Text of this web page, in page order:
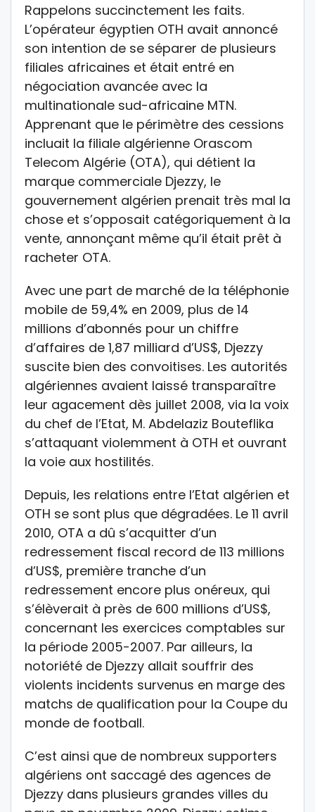
Rappelons succinctement les faits.
L’opérateur égyptien OTH avait annoncé
son intention de se séparer de plusieurs
filiales africaines et était entré en
négociation avancée avec la
multinationale sud-africaine MTN.
Apprenant que le périmètre des cessions
incluait la filiale algérienne Orascom
Telecom Algérie (OTA), qui détient la
marque commerciale Djezzy, le
gouvernement algérien prenait très mal la
chose et s’opposait catégoriquement à la
vente, annonçant même qu’il était prêt à
racheter OTA.
Avec une part de marché de la téléphonie
mobile de 59,4% en 2009, plus de 14
millions d’abonnés pour un chiffre
d’affaires de 1,87 milliard d’US$, Djezzy
suscite bien des convoitises. Les autorités
algériennes avaient laissé transparaître
leur agacement dès juillet 2008, via la voix
du chef de l’Etat, M. Abdelaziz Bouteflika
s’attaquant violemment à OTH et ouvrant
la voie aux hostilités.
Depuis, les relations entre l’Etat algérien et
OTH se sont plus que dégradées. Le 11 avril
2010, OTA a dû s’acquitter d’un
redressement fiscal record de 113 millions
d’US$, première tranche d’un
redressement encore plus onéreux, qui
s’élèverait à près de 600 millions d’US$,
concernant les exercices comptables sur
la période 2005-2007. Par ailleurs, la
notoriété de Djezzy allait souffrir des
violents incidents survenus en marge des
matchs de qualification pour la Coupe du
monde de football.
C’est ainsi que de nombreux supporters
algériens ont saccagé des agences de
Djezzy dans plusieurs grandes villes du